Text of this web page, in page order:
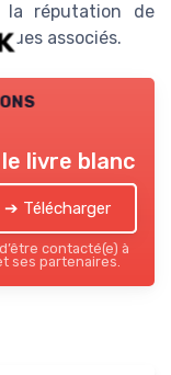
la réputation de
associés.
livre blanc
➔ Télécharger
contacté(e) à
ses partenaires.